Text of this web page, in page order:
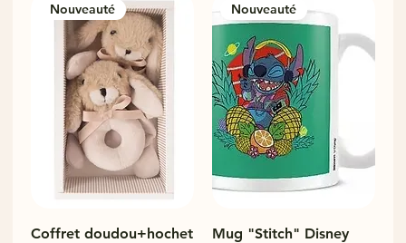
Nouveauté
Coffret doudou+hochet
Nouveauté
Mug "Stitch" Disney